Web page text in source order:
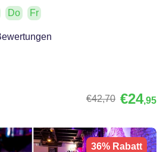
Do Fr
€42,70 €24,95
36% Rabatt